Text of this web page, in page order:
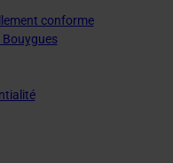
conforme